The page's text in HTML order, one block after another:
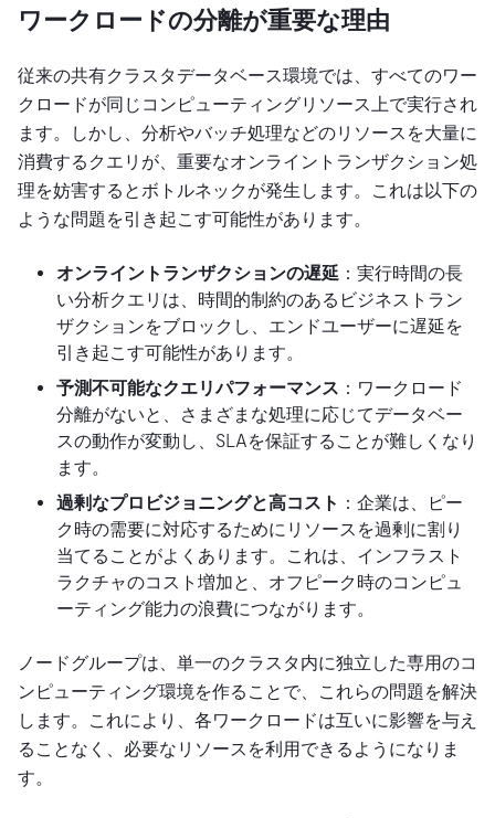
ワークロードの分離が重要な理由
従来の共有クラスタデータベース環境では、すべてのワー
クロードが同じコンピューティングリソース上で実行され
ます。しかし、分析やバッチ処理などのリソースを大量に
消費するクエリが、重要なオンライントランザクション処
理を妨害するとボトルネックが発生します。これは以下の
ような問題を引き起こす可能性があります。
オンライントランザクションの遅延 ：実行時間の長
い分析クエリは、時間的制約のあるビジネストラン
ザクションをブロックし、エンドユーザーに遅延を
引き起こす可能性があります。
予測不可能なクエリパフォーマンス ：ワークロード
分離がないと、さまざまな処理に応じてデータベー
スの動作が変動し、SLAを保証することが難しくなり
ます。
過剰なプロビジョニングと高コスト ：企業は、ピー
ク時の需要に対応するためにリソースを過剰に割り
当てることがよくあります。これは、インフラスト
ラクチャのコスト増加と、オフピーク時のコンピュ
ーティング能力の浪費につながります。
ノードグループは、単一のクラスタ内に独立した専用のコ
ンピューティング環境を作ることで、これらの問題を解決
します。これにより、各ワークロードは互いに影響を与え
ることなく、必要なリソースを利用できるようになりま
す。